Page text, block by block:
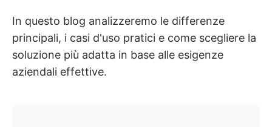
In questo blog analizzeremo le differenze
principali, i casi d'uso pratici e come scegliere la
soluzione più adatta in base alle esigenze
aziendali effettive.